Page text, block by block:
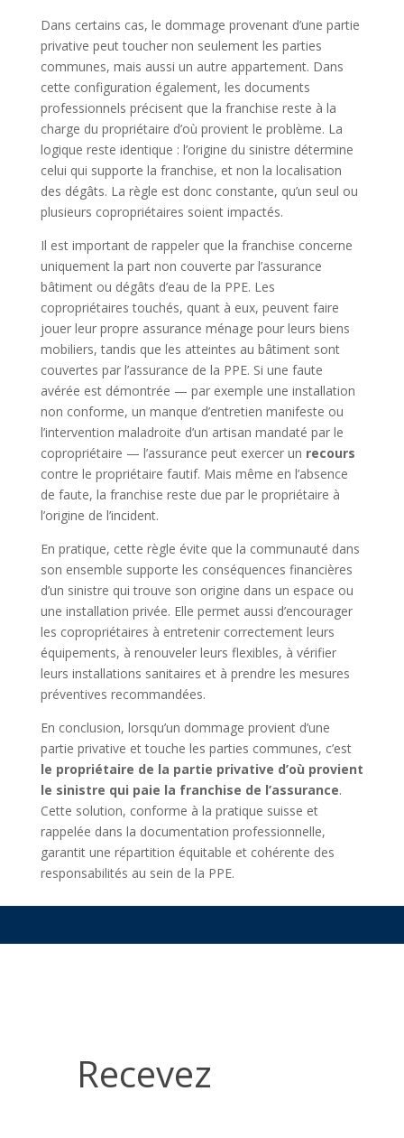
Dans certains cas, le dommage provenant d’une partie
privative peut toucher non seulement les parties
communes, mais aussi un autre appartement. Dans
cette configuration également, les documents
professionnels précisent que la franchise reste à la
charge du propriétaire d’où provient le problème. La
logique reste identique : l’origine du sinistre détermine
celui qui supporte la franchise, et non la localisation
des dégâts. La règle est donc constante, qu’un seul ou
plusieurs copropriétaires soient impactés.
Il est important de rappeler que la franchise concerne
uniquement la part non couverte par l’assurance
bâtiment ou dégâts d’eau de la PPE. Les
copropriétaires touchés, quant à eux, peuvent faire
jouer leur propre assurance ménage pour leurs biens
mobiliers, tandis que les atteintes au bâtiment sont
couvertes par l’assurance de la PPE. Si une faute
avérée est démontrée — par exemple une installation
non conforme, un manque d’entretien manifeste ou
l’intervention maladroite d’un artisan mandaté par le
copropriétaire — l’assurance peut exercer un recours
contre le propriétaire fautif. Mais même en l’absence
de faute, la franchise reste due par le propriétaire à
l’origine de l’incident.
En pratique, cette règle évite que la communauté dans
son ensemble supporte les conséquences financières
d’un sinistre qui trouve son origine dans un espace ou
une installation privée. Elle permet aussi d’encourager
les copropriétaires à entretenir correctement leurs
équipements, à renouveler leurs flexibles, à vérifier
leurs installations sanitaires et à prendre les mesures
préventives recommandées.
En conclusion, lorsqu’un dommage provient d’une
partie privative et touche les parties communes, c’est
le propriétaire de la partie privative d’où provient
le sinistre qui paie la franchise de l’assurance.
Cette solution, conforme à la pratique suisse et
rappelée dans la documentation professionnelle,
garantit une répartition équitable et cohérente des
responsabilités au sein de la PPE.
nos
conseils
Recevez